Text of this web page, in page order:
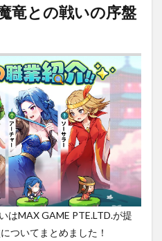
竜との戦いの序盤
はMAX GAME PTE.LTD.が提
ついてまとめました！